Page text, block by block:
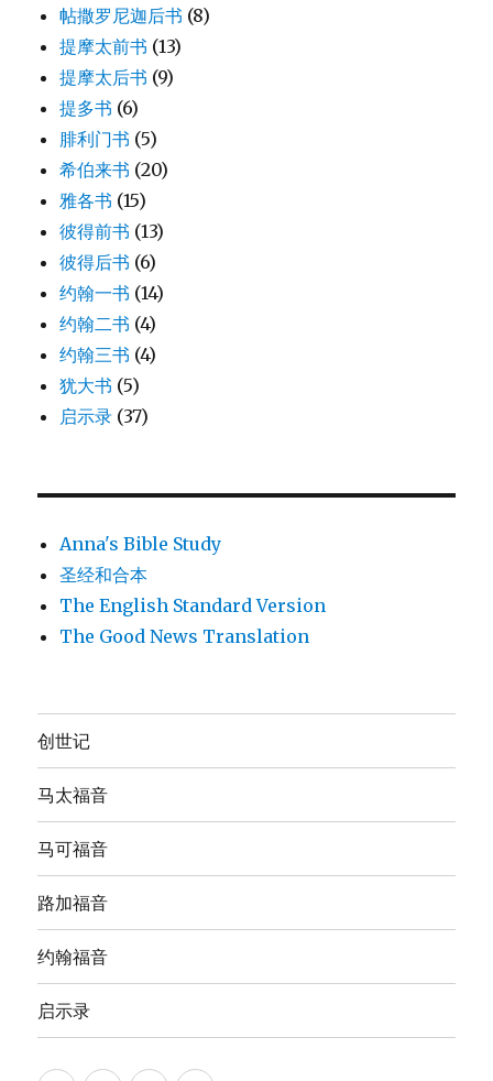
帖撒罗尼迦后书 (8)
提摩太前书 (13)
提摩太后书 (9)
提多书 (6)
腓利门书 (5)
希伯来书 (20)
雅各书 (15)
彼得前书 (13)
彼得后书 (6)
约翰一书 (14)
约翰二书 (4)
约翰三书 (4)
犹大书 (5)
启示录 (37)
Anna's Bible Study
圣经和合本
The English Standard Version
The Good News Translation
创世记
马太福音
马可福音
路加福音
约翰福音
启示录